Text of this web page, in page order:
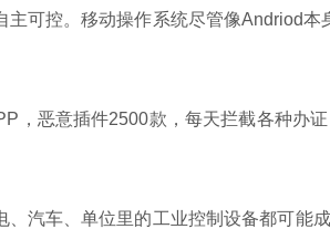
可控。移动操作系统尽管像Andriod本
恶意插件2500款，每天拦截各种办
汽车、单位里的工业控制设备都可能